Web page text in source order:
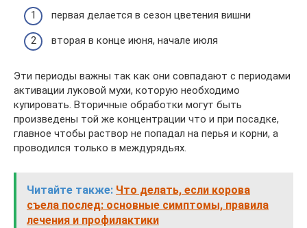
первая делается в сезон цветения вишни
вторая в конце июня, начале июля
Эти периоды важны так как они совпадают с периодами
активации луковой мухи, которую необходимо
купировать. Вторичные обработки могут быть
произведены той же концентрации что и при посадке,
главное чтобы раствор не попадал на перья и корни, а
проводился только в междурядьях.
Читайте также: Что делать, если корова
съела послед: основные симптомы, правила
лечения и профилактики